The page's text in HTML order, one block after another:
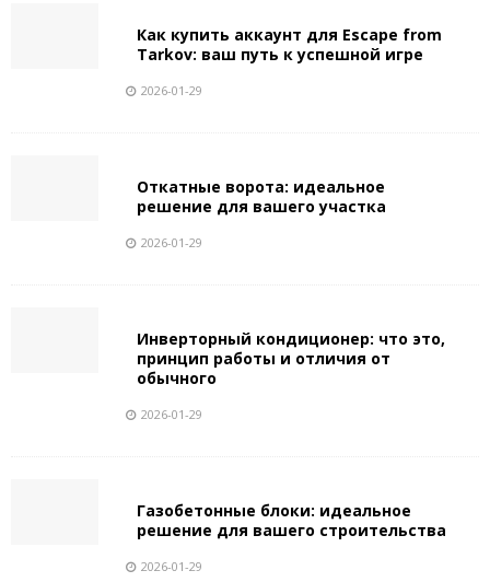
Как купить аккаунт для Escape from
Tarkov: ваш путь к успешной игре
2026-01-29
Откатные ворота: идеальное
решение для вашего участка
2026-01-29
Инверторный кондиционер: что это,
принцип работы и отличия от
обычного
2026-01-29
Газобетонные блоки: идеальное
решение для вашего строительства
2026-01-29